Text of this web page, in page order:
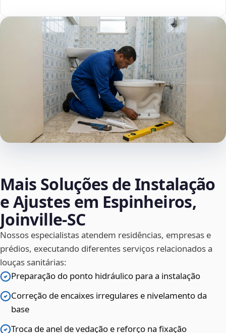
Mais Soluções de Instalação
e Ajustes em Espinheiros,
Joinville‑SC
Nossos especialistas atendem residências, empresas e
prédios, executando diferentes serviços relacionados a
louças sanitárias:
Preparação do ponto hidráulico para a instalação
Correção de encaixes irregulares e nivelamento da
base
Troca de anel de vedação e reforço na fixação